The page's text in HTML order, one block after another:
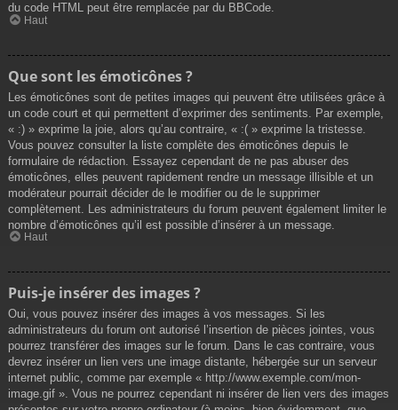
du code HTML peut être remplacée par du BBCode.
Haut
Que sont les émoticônes ?
Les émoticônes sont de petites images qui peuvent être utilisées grâce à
un code court et qui permettent d’exprimer des sentiments. Par exemple,
« :) » exprime la joie, alors qu’au contraire, « :( » exprime la tristesse.
Vous pouvez consulter la liste complète des émoticônes depuis le
formulaire de rédaction. Essayez cependant de ne pas abuser des
émoticônes, elles peuvent rapidement rendre un message illisible et un
modérateur pourrait décider de le modifier ou de le supprimer
complètement. Les administrateurs du forum peuvent également limiter le
nombre d’émoticônes qu’il est possible d’insérer à un message.
Haut
Puis-je insérer des images ?
Oui, vous pouvez insérer des images à vos messages. Si les
administrateurs du forum ont autorisé l’insertion de pièces jointes, vous
pourrez transférer des images sur le forum. Dans le cas contraire, vous
devrez insérer un lien vers une image distante, hébergée sur un serveur
internet public, comme par exemple « http://www.exemple.com/mon-
image.gif ». Vous ne pourrez cependant ni insérer de lien vers des images